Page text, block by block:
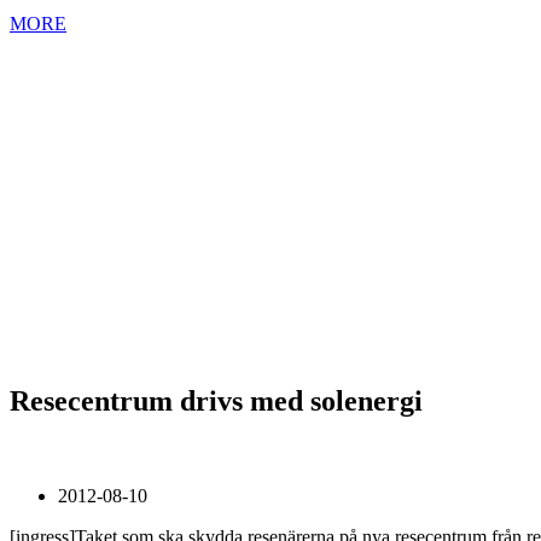
MORE
Resecentrum drivs med solenergi
2012-08-10
[ingress]Taket som ska skydda resenärerna på nya resecentrum